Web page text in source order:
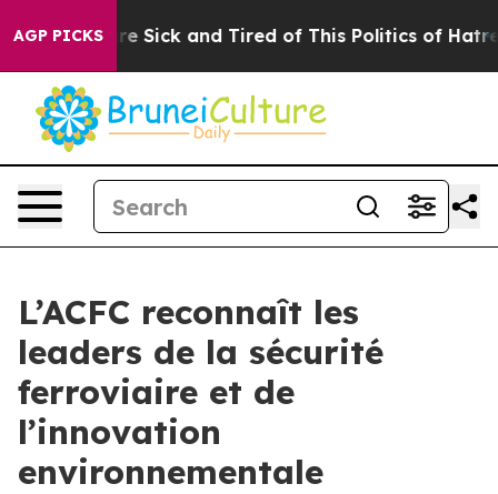
AGP PICKSAre Sick and Tired of This Politics of Hatred”
L’ACFC reconnaît les
leaders de la sécurité
ferroviaire et de
l’innovation
environnementale